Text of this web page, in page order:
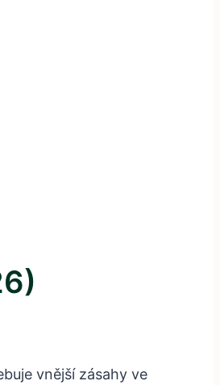
vnější zásahy ve